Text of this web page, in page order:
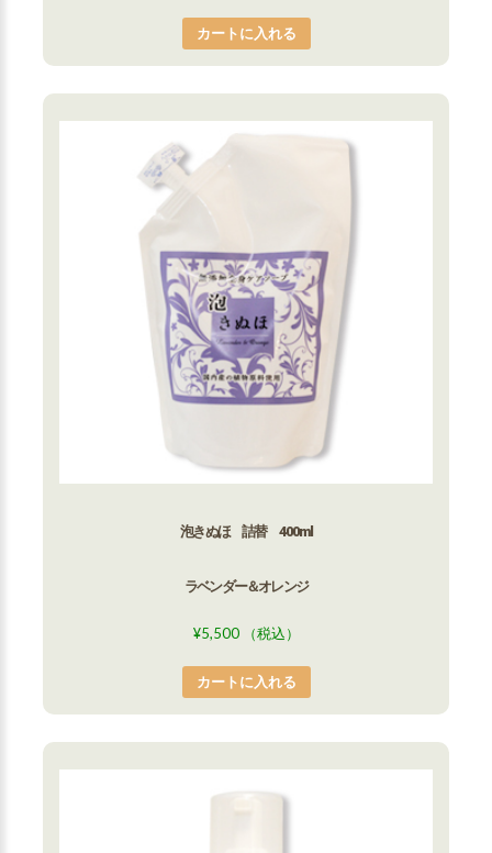
カートに入れる
泡きぬほ 詰替 400ml
ラベンダー＆オレンジ
¥5,500 （税込）
カートに入れる